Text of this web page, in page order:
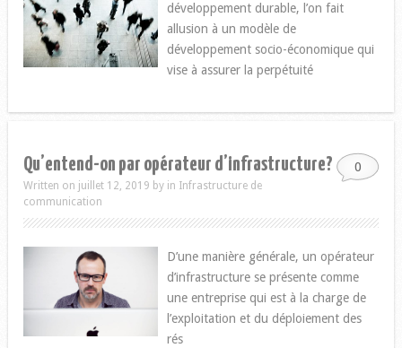
développement durable, l’on fait
allusion à un modèle de
développement socio-économique qui
vise à assurer la perpétuité
0
Qu’entend-on par opérateur d’infrastructure?
Written on juillet 12, 2019 by in Infrastructure de
communication
D’une manière générale, un opérateur
d’infrastructure se présente comme
une entreprise qui est à la charge de
l’exploitation et du déploiement des
rés